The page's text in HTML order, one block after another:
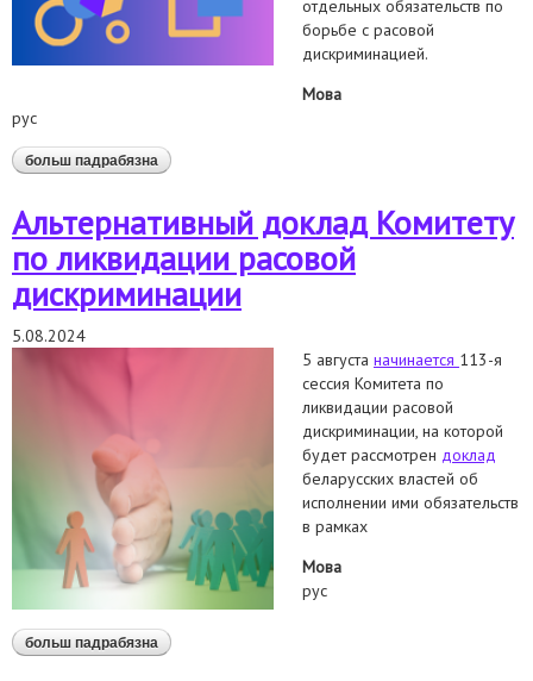
отдельных обязательств по
борьбе с расовой
дискриминацией.
Мова
рус
больш падрабязна аб расовая дискриминация в беларуси:
заключительные замечания cerd
Альтернативный доклад Комитету
по ликвидации расовой
дискриминации
5.08.2024
5 августа начинается 113-я
сессия Комитета по
ликвидации расовой
дискриминации, на которой
будет рассмотрен доклад
беларусских властей об
исполнении ими обязательств
в рамках
Мова
рус
больш падрабязна аб альтернативный доклад комитету по ликвидации
расовой дискриминации